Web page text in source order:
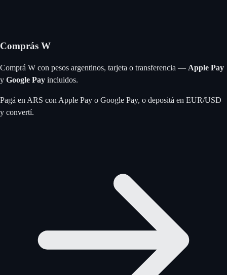
Comprás W
Comprá W con pesos argentinos, tarjeta o transferencia — Apple Pay
y Google Pay incluidos.
Pagá en ARS con Apple Pay o Google Pay, o depositá en EUR/USD
y convertí.